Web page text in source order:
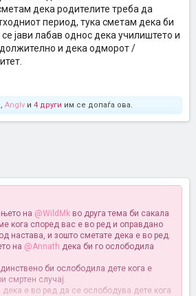
дека родителите треба да
период, тука сметам дека би
јави лабав однос дека училиштето и
и дека одморот /
, AngIv и 4 други им се допаѓа ова.
на @WildMk во друга тема би сакала
кога според вас е во ред и оправдано
настава, и зошто сметате дека е во ред.
на @Annath дека би го ослободила
би ослободила дете кога е
смртен случај.
е во ред да се ослободува дете кога